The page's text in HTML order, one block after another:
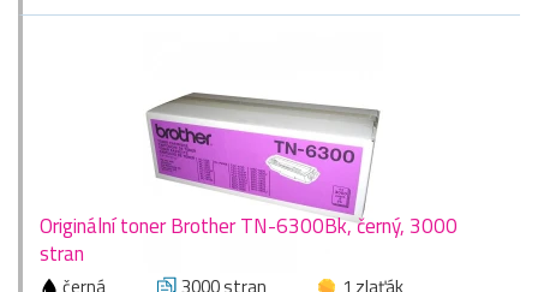
Originální toner Brother TN-6300Bk, černý, 3000
stran